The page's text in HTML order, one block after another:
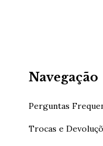
Navegação
Perguntas
Trocas e